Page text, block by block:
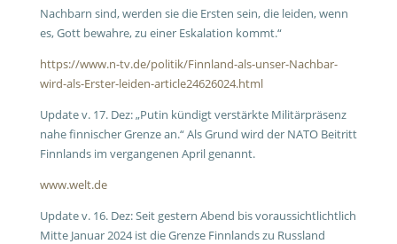
Nachbarn sind, werden sie die Ersten sein, die leiden, wenn
es, Gott bewahre, zu einer Eskalation kommt.“
https://www.n-tv.de/politik/Finnland-als-unser-Nachbar-
wird-als-Erster-leiden-article24626024.html
Update v. 17. Dez: „Putin kündigt verstärkte Militärpräsenz
nahe finnischer Grenze an.“ Als Grund wird der NATO Beitritt
Finnlands im vergangenen April genannt.
www.welt.de
Update v. 16. Dez: Seit gestern Abend bis voraussichtlichtlich
Mitte Januar 2024 ist die Grenze Finnlands zu Russland